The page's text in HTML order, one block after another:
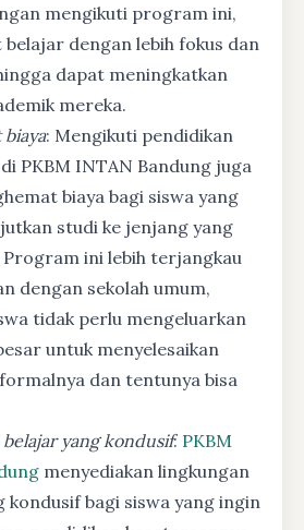
mengikuti program ini,
belajar dengan lebih fokus dan
dapat meningkatkan
mereka.
: Mengikuti pendidikan
PKBM INTAN Bandung juga
biaya bagi siswa yang
studi ke jenjang yang
ini lebih terjangkau
dengan sekolah umum,
tidak perlu mengeluarkan
untuk menyelesaikan
dan tentunya bisa
yang kondusif: PKBM
menyediakan lingkungan
kondusif bagi siswa yang ingin